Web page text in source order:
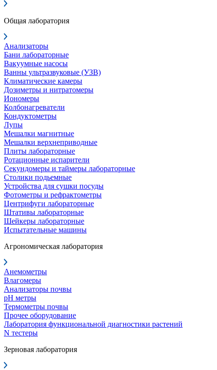
Общая лаборатория
Анализаторы
Бани лабораторные
Вакуумные насосы
Ванны ультразвуковые (УЗВ)
Климатические камеры
Дозиметры и нитратомеры
Иономеры
Колбонагреватели
Кондуктометры
Лупы
Мешалки магнитные
Мешалки верхнеприводные
Плиты лабораторные
Ротационные испарители
Секундомеры и таймеры лабораторные
Столики подьемные
Устройства для сушки посуды
Фотометры и рефрактометры
Центрифуги лабораторные
Штативы лабораторные
Шейкеры лабораторные
Испытательные машины
Агрономическая лаборатория
Анемометры
Влагомеры
Анализаторы почвы
pH метры
Термометры почвы
Прочее оборудование
Лаборатория функциональной диагностики растений
N тестеры
Зерновая лаборатория